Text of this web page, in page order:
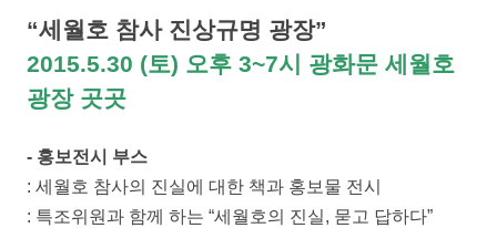
“세월호 참사 진상규명 광장”
2015.5.30 (토) 오후 3~7시 광화문 세월호
광장 곳곳
- 홍보전시 부스
: 세월호 참사의 진실에 대한 책과 홍보물 전시
: 특조위원과 함께 하는 “세월호의 진실, 묻고 답하다”